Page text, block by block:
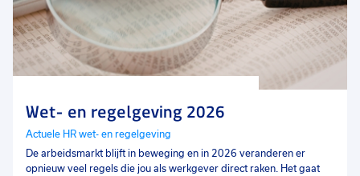
Wet- en regelgeving 2026
Actuele HR wet- en regelgeving
De arbeidsmarkt blijft in beweging en in 2026 veranderen er
opnieuw veel regels die jou als werkgever direct raken. Het gaat